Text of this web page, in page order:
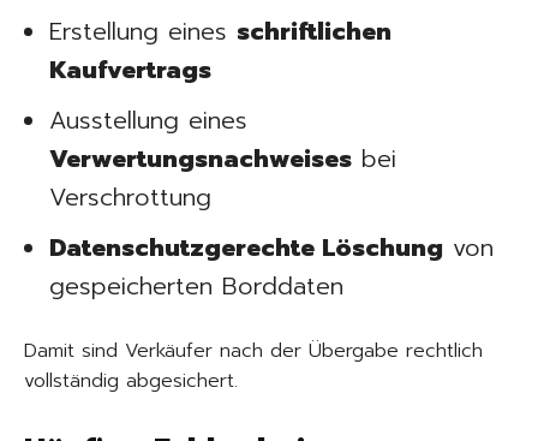
Erstellung eines schriftlichen
Kaufvertrags
Ausstellung eines
Verwertungsnachweises bei
Verschrottung
Datenschutzgerechte Löschung von
gespeicherten Borddaten
Damit sind Verkäufer nach der Übergabe rechtlich
vollständig abgesichert.